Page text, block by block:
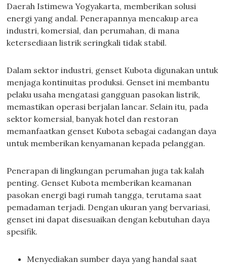
Daerah Istimewa Yogyakarta, memberikan solusi
energi yang andal. Penerapannya mencakup area
industri, komersial, dan perumahan, di mana
ketersediaan listrik seringkali tidak stabil.
Dalam sektor industri, genset Kubota digunakan untuk
menjaga kontinuitas produksi. Genset ini membantu
pelaku usaha mengatasi gangguan pasokan listrik,
memastikan operasi berjalan lancar. Selain itu, pada
sektor komersial, banyak hotel dan restoran
memanfaatkan genset Kubota sebagai cadangan daya
untuk memberikan kenyamanan kepada pelanggan.
Penerapan di lingkungan perumahan juga tak kalah
penting. Genset Kubota memberikan keamanan
pasokan energi bagi rumah tangga, terutama saat
pemadaman terjadi. Dengan ukuran yang bervariasi,
genset ini dapat disesuaikan dengan kebutuhan daya
spesifik.
Menyediakan sumber daya yang handal saat